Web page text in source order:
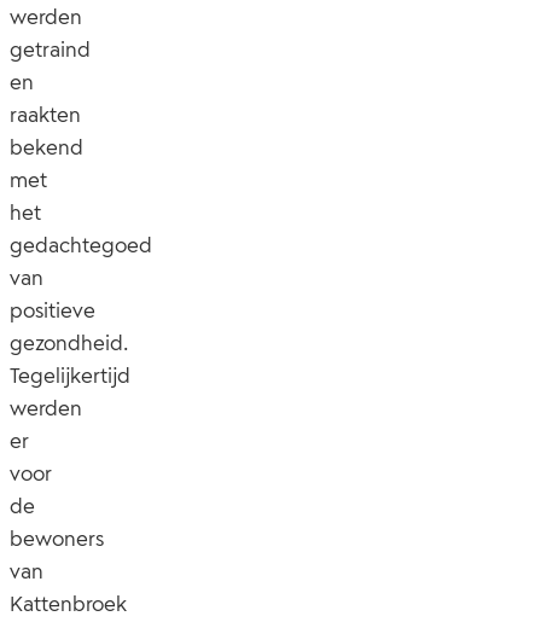
werden
getraind
en
raakten
bekend
met
het
gedachtegoed
van
positieve
gezondheid.
Tegelijkertijd
werden
er
voor
de
bewoners
van
Kattenbroek